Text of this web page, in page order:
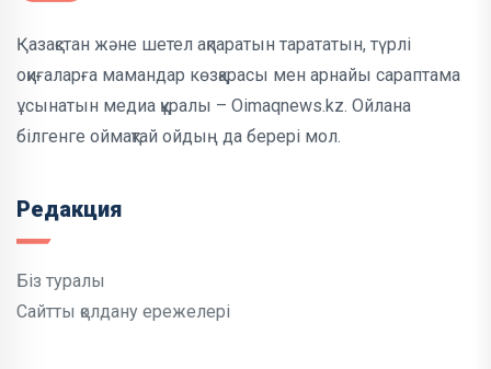
Қазақстан және шетел ақпаратын тарататын, түрлі
оқиғаларға мамандар көзқарасы мен арнайы сараптама
ұсынатын медиа құралы – Oimaqnews.kz. Ойлана
білгенге оймақтай ойдың да берері мол.
Редакция
Біз туралы
Сайтты қолдану ережелері